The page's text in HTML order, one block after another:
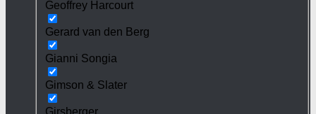
Geoffrey Harcourt
Gerard van den Berg
Gianni Songia
Gimson & Slater
Girsberger